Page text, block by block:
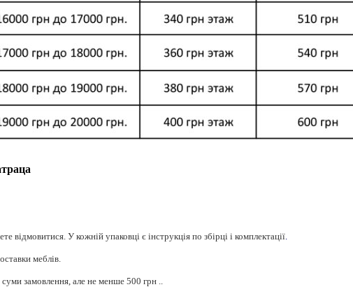
відмовитися. У кожній упаковці є інструкція по збірці і комплектації.
меблів.
суми замовлення, але не менше 500 грн ..